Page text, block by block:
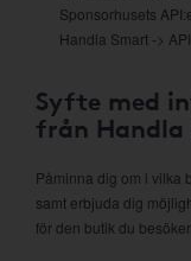
Sponsorhusets
Handla Smart ->
Syfte med
från Handla
Påminna dig om i vilka
samt erbjuda dig
för den butik du